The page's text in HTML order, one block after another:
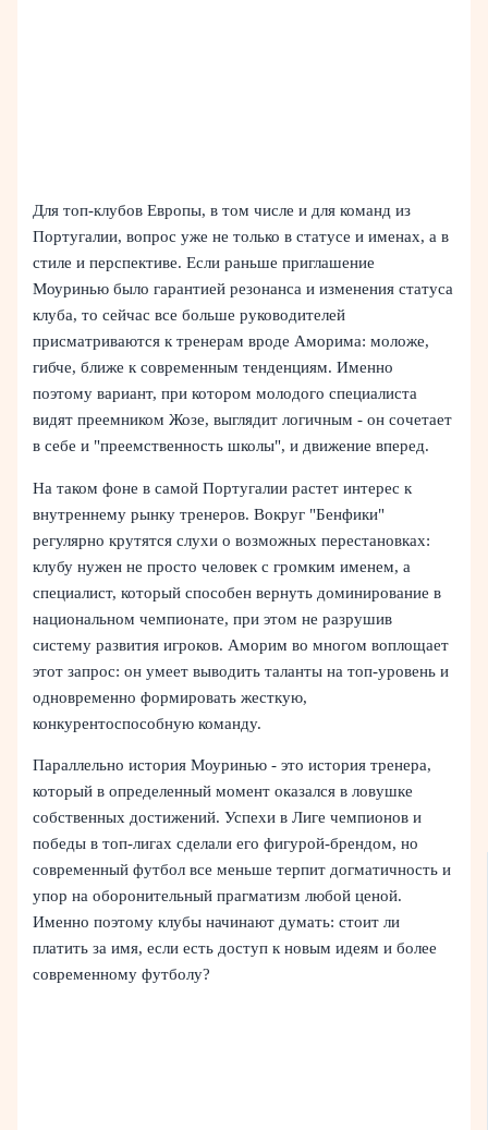
Для топ-клубов Европы, в том числе и для команд из
Португалии, вопрос уже не только в статусе и именах, а в
стиле и перспективе. Если раньше приглашение
Моуринью было гарантией резонанса и изменения статуса
клуба, то сейчас все больше руководителей
присматриваются к тренерам вроде Аморима: моложе,
гибче, ближе к современным тенденциям. Именно
поэтому вариант, при котором молодого специалиста
видят преемником Жозе, выглядит логичным - он сочетает
в себе и "преемственность школы", и движение вперед.
На таком фоне в самой Португалии растет интерес к
внутреннему рынку тренеров. Вокруг "Бенфики"
регулярно крутятся слухи о возможных перестановках:
клубу нужен не просто человек с громким именем, а
специалист, который способен вернуть доминирование в
национальном чемпионате, при этом не разрушив
систему развития игроков. Аморим во многом воплощает
этот запрос: он умеет выводить таланты на топ-уровень и
одновременно формировать жесткую,
конкурентоспособную команду.
Параллельно история Моуринью - это история тренера,
который в определенный момент оказался в ловушке
собственных достижений. Успехи в Лиге чемпионов и
победы в топ-лигах сделали его фигурой-брендом, но
современный футбол все меньше терпит догматичность и
упор на оборонительный прагматизм любой ценой.
Именно поэтому клубы начинают думать: стоит ли
платить за имя, если есть доступ к новым идеям и более
современному футболу?